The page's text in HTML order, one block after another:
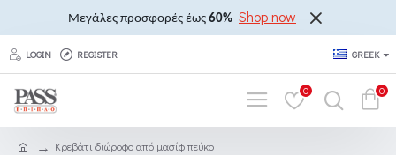
Μεγάλες προσφορές έως 60% Shop now
LOGIN REGISTER GREEK
0 0
Κρεβάτι διώροφο από μασίφ πεύκο